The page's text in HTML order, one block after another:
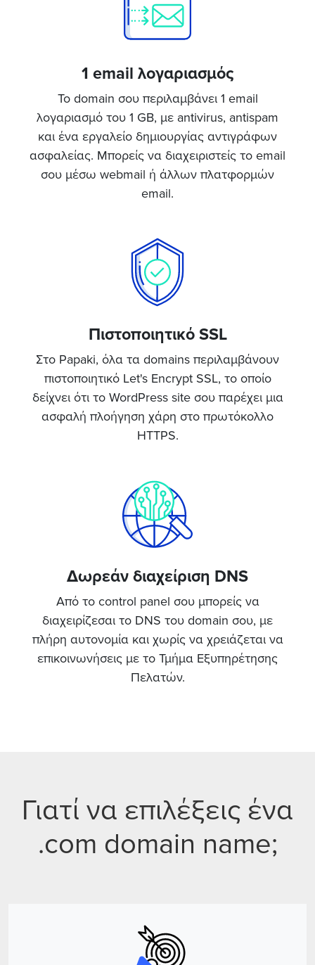
1 email λογαριασμός
Το domain σου περιλαμβάνει 1 email
λογαριασμό του 1 GB, με antivirus, antispam
και ένα εργαλείο δημιουργίας αντιγράφων
ασφαλείας. Μπορείς να διαχειριστείς το email
σου μέσω webmail ή άλλων πλατφορμών
email.
Πιστοποιητικό SSL
Στο Papaki, όλα τα domains περιλαμβάνουν
πιστοποιητικό Let's Encrypt SSL, το οποίο
δείχνει ότι το WordPress site σου παρέχει μια
ασφαλή πλοήγηση χάρη στο πρωτόκολλο
HTTPS.
Δωρεάν διαχείριση DNS
Από το cοntrol panel σου μπορείς να
διαχειρίζεσαι το DNS του domain σου, με
πλήρη αυτονομία και χωρίς να χρειάζεται να
επικοινωνήσεις με το Τμήμα Εξυπηρέτησης
Πελατών.
Γιατί να επιλέξεις ένα
.com domain name;